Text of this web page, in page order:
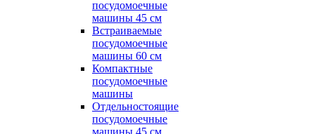
посудомоечные
машины 45 см
Встраиваемые
посудомоечные
машины 60 см
Компактные
посудомоечные
машины
Отдельностоящие
посудомоечные
машины 45 см